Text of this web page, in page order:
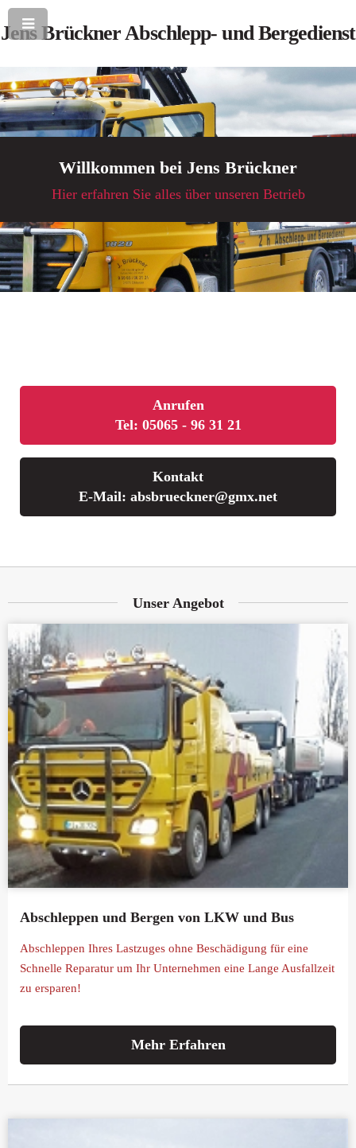
Jens Brückner Abschlepp- und Bergedienst
Willkommen bei Jens Brückner
Hier erfahren Sie alles über unseren Betrieb
Anrufen
Tel: 05065 - 96 31 21
Kontakt
E-Mail: absbrueckner@gmx.net
Unser Angebot
Abschleppen und Bergen von LKW und Bus
Abschleppen Ihres Lastzuges ohne Beschädigung für eine
Schnelle Reparatur um Ihr Unternehmen eine Lange Ausfallzeit
zu ersparen!
Mehr Erfahren